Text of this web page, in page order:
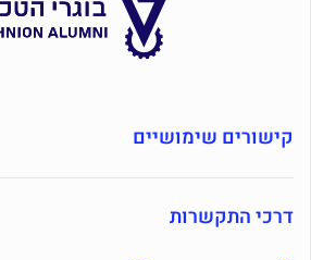
קישורים שימושיים
דרכי התקשרות